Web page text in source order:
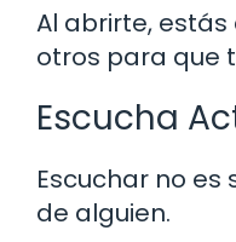
Al abrirte,
otros para que
Escucha
Escuchar no
de alguien.